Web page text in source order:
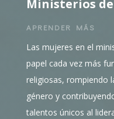
Ministerios
APRENDER MÁS
Las mujeres en el
papel cada vez más
religiosas, rompiendo
género y
talentos únicos al